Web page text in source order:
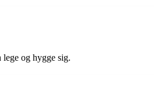
og hygge sig.